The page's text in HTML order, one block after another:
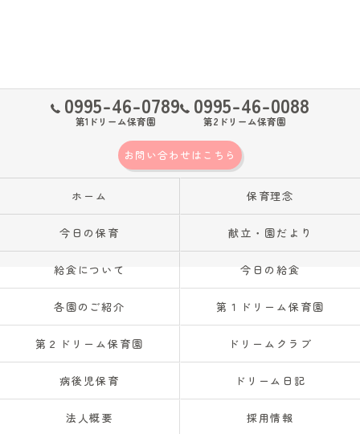
0995-46-0789
第1ドリーム保育園
0995-46-0088
第2ドリーム保育園
お問い合わせはこちら
ホーム 保育理念
今日の保育 献立・園だより
給食について 今日の給食
各園のご紹介 第１ドリーム保育園
第２ドリーム保育園 ドリームクラブ
病後児保育 ドリーム日記
法人概要 採用情報